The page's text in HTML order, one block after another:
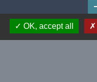
OK, accept all